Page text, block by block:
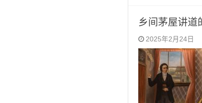
乡间茅屋讲
2025年2月24日